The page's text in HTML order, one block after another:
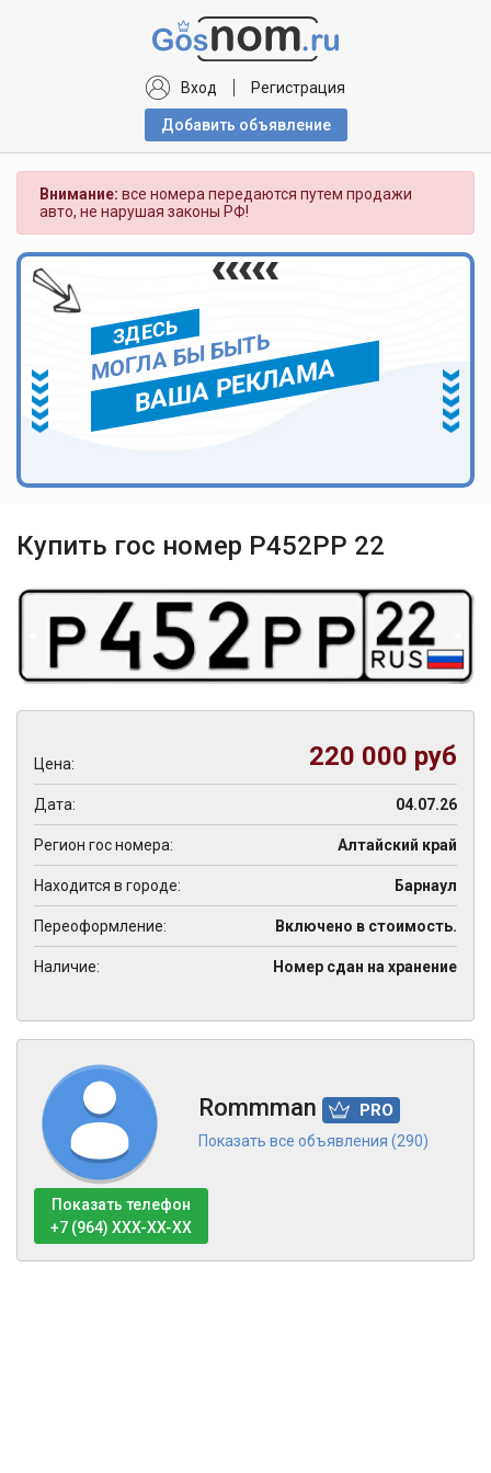
Вход Регистрация
Добавить объявлениe
Внимание: все номера передаются путем продажи
авто, не нарушая законы РФ!
ЗДЕСЬ
МОГЛА БЫ БЫТЬ
ВАША РЕКЛАМА
Купить гос номер Р452РР 22
Цена: 220 000 руб
Дата: 04.07.26
Регион гос номера: Алтайский край
Находится в городе: Барнаул
Переоформление: Включено в стоимость.
Наличие: Номер сдан на хранение
Rommman PRO
Показать все объявления (290)
Показать телефон
+7 (964) XXX-XX-XX